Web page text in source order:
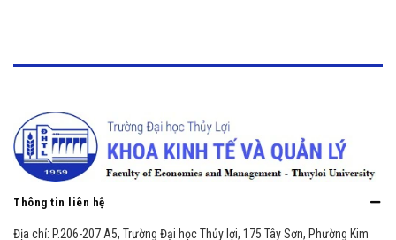
Thông tin liên hệ
Địa chỉ: P.206-207 A5, Trường Đại học Thủy lợi, 175 Tây Sơn, Phường Kim